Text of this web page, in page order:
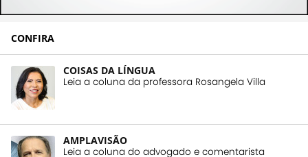
CONFIRA
COISAS DA LÍNGUA
Leia a coluna da professora Rosangela Villa
AMPLAVISÃO
Leia a coluna do advogado e comentarista